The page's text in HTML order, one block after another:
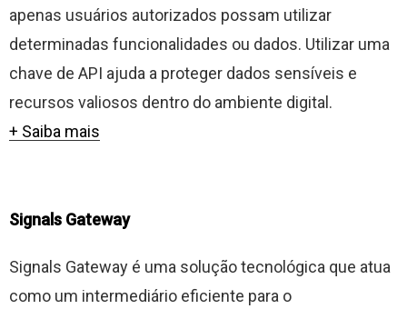
apenas usuários autorizados possam utilizar
determinadas funcionalidades ou dados. Utilizar uma
chave de API ajuda a proteger dados sensíveis e
recursos valiosos dentro do ambiente digital.
+ Saiba mais
Signals Gateway
Signals Gateway é uma solução tecnológica que atua
como um intermediário eficiente para o